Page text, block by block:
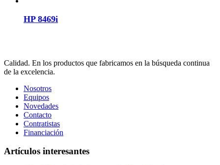
HP 8469i
Calidad. En los productos que fabricamos en la búsqueda continua
de la excelencia.
Nosotros
Equipos
Novedades
Contacto
Contratistas
Financiación
Artículos interesantes